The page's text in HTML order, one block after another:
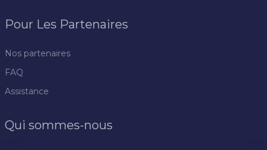
Pour Les Partenaires
Nos partenaires
FAQ
Assistance
Qui sommes-nous